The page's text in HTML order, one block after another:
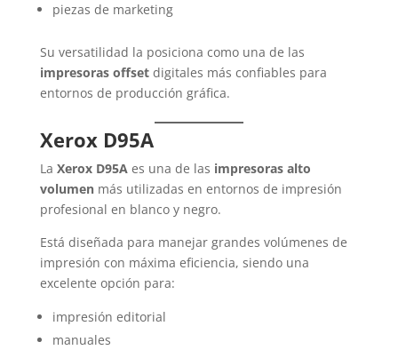
piezas de marketing
Su versatilidad la posiciona como una de las
impresoras offsetdigitales más confiables para
entornos de producción gráfica.
Xerox D95A
La Xerox D95Aes una de las impresoras alto
volumenmás utilizadas en entornos de impresión
profesional en blanco y negro.
Está diseñada para manejar grandes volúmenes de
impresión con máxima eficiencia, siendo una
excelente opción para:
impresión editorial
manuales